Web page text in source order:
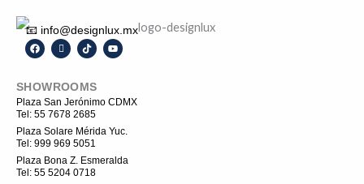
📧 info@designlux.mx
F
a
b
o
o
k
I
c
-
i
n
s
t
a
g
r
a
m
T
i
o
k
Y
o
b
e
SHOWROOMS
Plaza San Jerónimo CDMX
Tel: 55 7678 2685
Plaza Solare Mérida Yuc.
Tel: 999 969 5051
Plaza Bona Z. Esmeralda
Tel: 55 5204 0718